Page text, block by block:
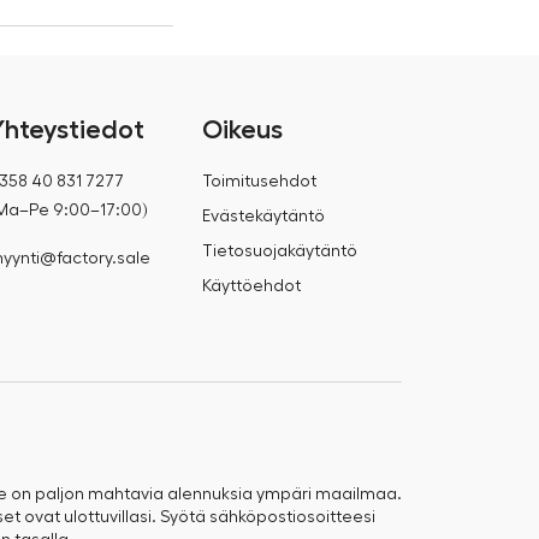
40 831 7277
9:00–17:00)
Oikeus
Toimitusehdot
Evästekäytäntö
Tietosuojakäytäntö
Käyttöehdot
on paljon mahtavia alennuksia ympäri maailmaa.
ovat ulottuvillasi. Syötä sähköpostiosoitteesi